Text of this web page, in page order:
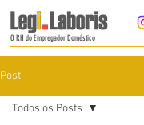
O RH do Empregador Doméstico
Post
Todos os Posts